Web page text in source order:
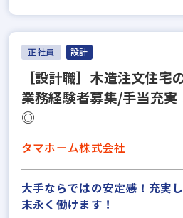
正社員 設計
［設計職］木造注文住
業務経験者募集/手当充実
◎
タマホーム株式会社
大手ならではの安定感！充実
末永く働けます！